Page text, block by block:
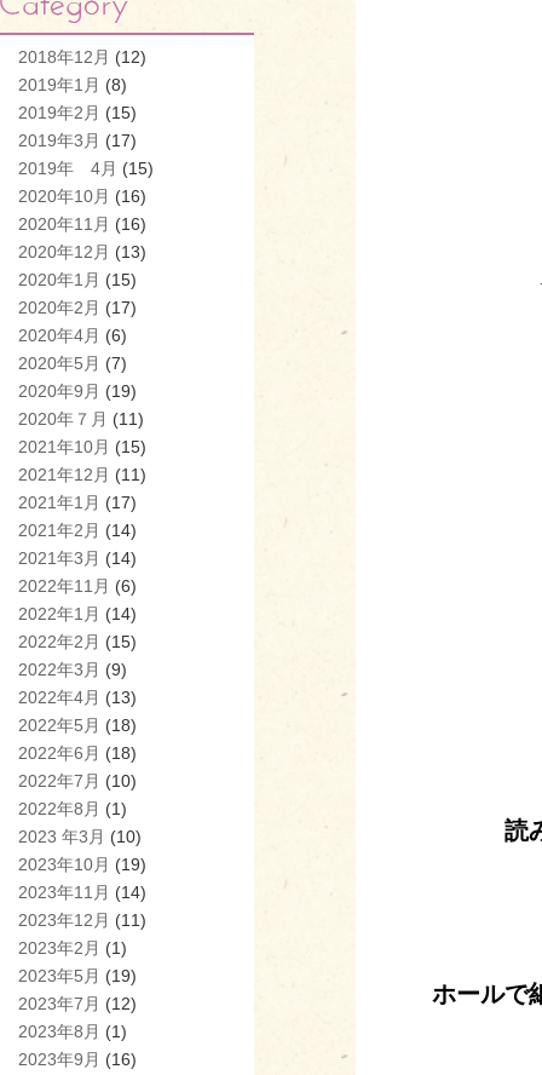
2018年12月 (12)
2019年1月 (8)
2019年2月 (15)
2019年3月 (17)
2019年 4月 (15)
2020年10月 (16)
2020年11月 (16)
2020年12月 (13)
2020年1月 (15)
2020年2月 (17)
2020年4月 (6)
2020年5月 (7)
2020年9月 (19)
2020年７月 (11)
2021年10月 (15)
2021年12月 (11)
2021年1月 (17)
2021年2月 (14)
2021年3月 (14)
2022年11月 (6)
2022年1月 (14)
2022年2月 (15)
2022年3月 (9)
2022年4月 (13)
2022年5月 (18)
2022年6月 (18)
2022年7月 (10)
2022年8月 (1)
2023 年3月 (10)
2023年10月 (19)
2023年11月 (14)
2023年12月 (11)
2023年2月 (1)
2023年5月 (19)
2023年7月 (12)
2023年8月 (1)
2023年9月 (16)
読
ホールで